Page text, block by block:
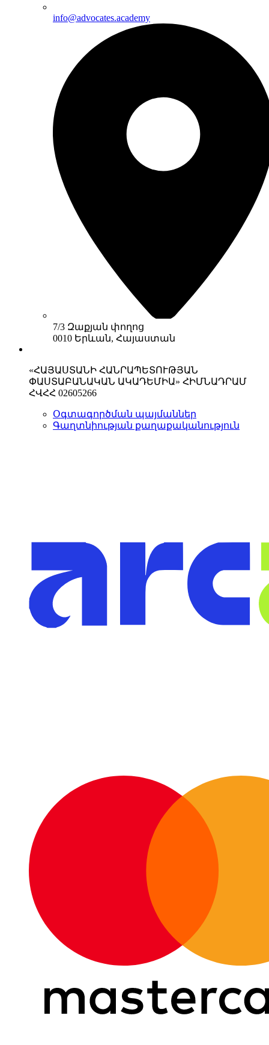
info@advocates.academy
7/3 Զաքյան փողոց
0010 Երևան, Հայաստան
«ՀԱՅԱՍՏԱՆԻ ՀԱՆՐԱՊԵՏՈՒԹՅԱՆ
ՓԱՍՏԱԲԱՆԱԿԱՆ ԱԿԱԴԵՄԻԱ» ՀԻՄՆԱԴՐԱՄ
ՀՎՀՀ 02605266
Օգտագործման պայմաններ
Գաղտնիության քաղաքականություն